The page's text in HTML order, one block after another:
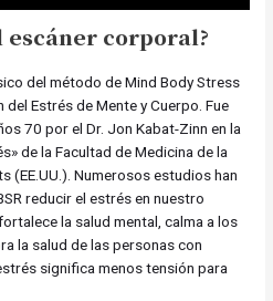
escáner corporal?
del método de Mind Body Stress
del Estrés de Mente y Cuerpo. Fue
70 por el Dr. Jon Kabat-Zinn en la
de la Facultad de Medicina de la
(EE.UU.). Numerosos estudios han
reducir el estrés en nuestro
la salud mental, calma a los
la salud de las personas con
significa menos tensión para